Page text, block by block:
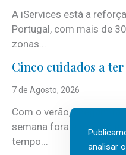
A iServices está a
Portugal, com mais de
zonas...
Cinco cuidados a
7 de Agosto, 2026
Com o verão, chegam
semana fora e os dias
tempo...
analisar